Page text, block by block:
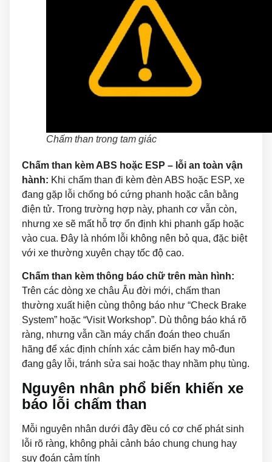
Chấm than trong tam giác
Chấm than kèm ABS hoặc ESP – lỗi an toàn vận
hành: Khi chấm than đi kèm đèn ABS hoặc ESP, xe
đang gặp lỗi chống bó cứng phanh hoặc cân bằng
điện tử. Trong trường hợp này, phanh cơ vẫn còn,
nhưng xe sẽ mất hỗ trợ ổn định khi phanh gấp hoặc
vào cua. Đây là nhóm lỗi không nên bỏ qua, đặc biệt
với xe thường xuyên chạy tốc độ cao.
Chấm than kèm thông báo chữ trên màn hình:
Trên các dòng xe châu Âu đời mới, chấm than
thường xuất hiện cùng thông báo như “Check Brake
System” hoặc “Visit Workshop”. Dù thông báo khá rõ
ràng, nhưng vẫn cần máy chẩn đoán theo chuẩn
hãng để xác định chính xác cảm biến hay mô-đun
đang gây lỗi, tránh sửa sai hoặc thay nhầm phụ tùng.
Nguyên nhân phổ biến khiến xe
báo lỗi chấm than
Mỗi nguyên nhân dưới đây đều có cơ chế phát sinh
lỗi rõ ràng, không phải cảnh báo chung chung hay
suy đoán cảm tính